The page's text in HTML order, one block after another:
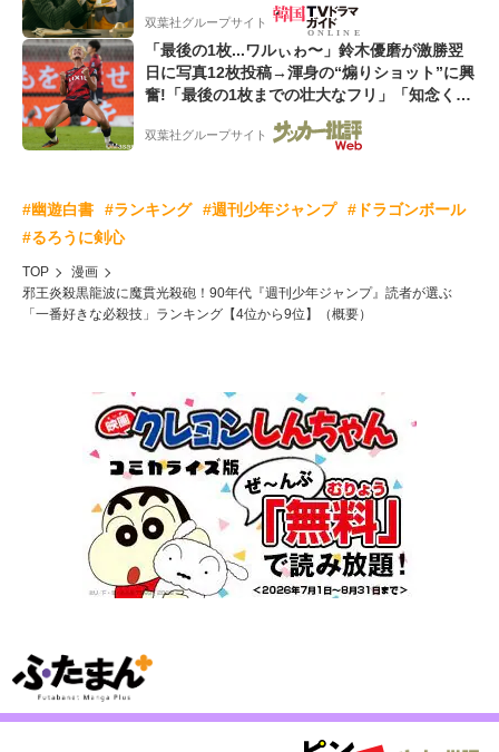
双葉社グループサイト
「最後の1枚...ワルぃゎ〜」鈴木優磨が激勝翌
日に写真12枚投稿→渾身の“煽りショット”に興
奮!「最後の1枚までの壮大なフリ」「知念くん
のことどんだけ好きなんよw」
双葉社グループサイト
#幽遊白書 #ランキング #週刊少年ジャンプ
#ドラゴンボール
#るろうに剣心
TOP
漫画
邪王炎殺黒龍波に魔貫光殺砲！90年代『週刊少年ジャンプ』読者が選ぶ
「一番好きな必殺技」ランキング【4位から9位】（概要）